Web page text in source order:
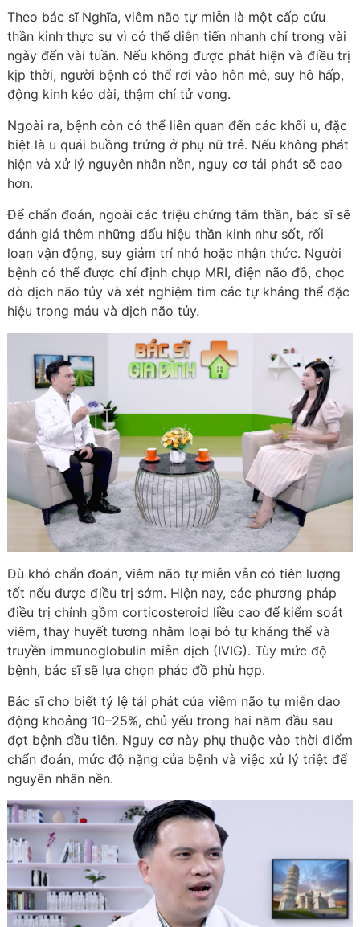
Theo bác sĩ Nghĩa, viêm não tự miễn là một cấp cứu
thần kinh thực sự vì có thể diễn tiến nhanh chỉ trong vài
ngày đến vài tuần. Nếu không được phát hiện và điều trị
kịp thời, người bệnh có thể rơi vào hôn mê, suy hô hấp,
động kinh kéo dài, thậm chí tử vong.
Ngoài ra, bệnh còn có thể liên quan đến các khối u, đặc
biệt là u quái buồng trứng ở phụ nữ trẻ. Nếu không phát
hiện và xử lý nguyên nhân nền, nguy cơ tái phát sẽ cao
hơn.
Để chẩn đoán, ngoài các triệu chứng tâm thần, bác sĩ sẽ
đánh giá thêm những dấu hiệu thần kinh như sốt, rối
loạn vận động, suy giảm trí nhớ hoặc nhận thức. Người
bệnh có thể được chỉ định chụp MRI, điện não đồ, chọc
dò dịch não tủy và xét nghiệm tìm các tự kháng thể đặc
hiệu trong máu và dịch não tủy.
Dù khó chẩn đoán, viêm não tự miễn vẫn có tiên lượng
tốt nếu được điều trị sớm. Hiện nay, các phương pháp
điều trị chính gồm corticosteroid liều cao để kiểm soát
viêm, thay huyết tương nhằm loại bỏ tự kháng thể và
truyền immunoglobulin miễn dịch (IVIG). Tùy mức độ
bệnh, bác sĩ sẽ lựa chọn phác đồ phù hợp.
Bác sĩ cho biết tỷ lệ tái phát của viêm não tự miễn dao
động khoảng 10–25%, chủ yếu trong hai năm đầu sau
đợt bệnh đầu tiên. Nguy cơ này phụ thuộc vào thời điểm
chẩn đoán, mức độ nặng của bệnh và việc xử lý triệt để
nguyên nhân nền.